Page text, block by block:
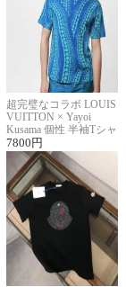
超完璧なコラボ LOUIS
VUITTON × Yayoi
Kusama 個性 半袖Tシャ
ツコピー男女兼用
7800 円